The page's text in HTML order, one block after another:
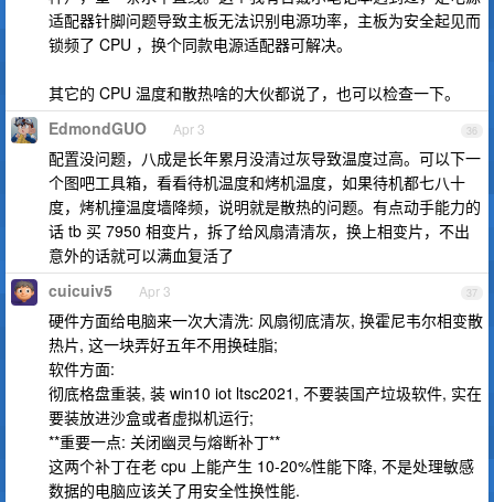
适配器针脚问题导致主板无法识别电源功率，主板为安全起见而
锁频了 CPU ，换个同款电源适配器可解决。
其它的 CPU 温度和散热啥的大伙都说了，也可以检查一下。
36
EdmondGUO Apr 3
配置没问题，八成是长年累月没清过灰导致温度过高。可以下一
个图吧工具箱，看看待机温度和烤机温度，如果待机都七八十
度，烤机撞温度墙降频，说明就是散热的问题。有点动手能力的
话 tb 买 7950 相变片，拆了给风扇清清灰，换上相变片，不出
意外的话就可以满血复活了
37
cuicuiv5 Apr 3
硬件方面给电脑来一次大清洗: 风扇彻底清灰, 换霍尼韦尔相变散
热片, 这一块弄好五年不用换硅脂;
软件方面:
彻底格盘重装, 装 win10 iot ltsc2021, 不要装国产垃圾软件, 实在
要装放进沙盒或者虚拟机运行;
**重要一点: 关闭幽灵与熔断补丁**
这两个补丁在老 cpu 上能产生 10-20%性能下降, 不是处理敏感
数据的电脑应该关了用安全性换性能.